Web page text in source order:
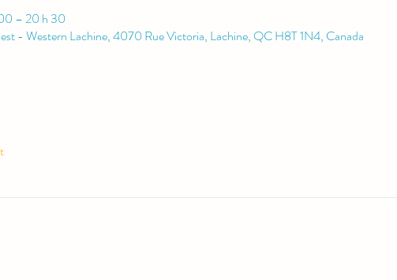
– 20 h 30
- Western Lachine, 4070 Rue Victoria, Lachine, QC H8T 1N4, Canada